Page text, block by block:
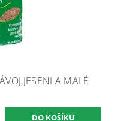
A MALÉ